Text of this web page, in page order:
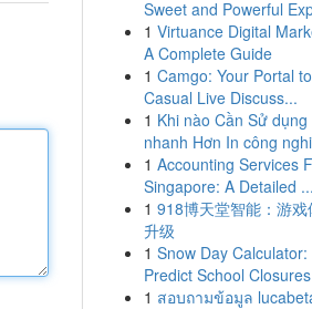
Sweet and Powerful
1 Virtuance Digital
A Complete Guide
1 Camgo: Your Portal to
Casual Live Discuss...
1 Khi nào Cần Sử dụng
nhanh Hơn In công
1 Accounting Services
Singapore: A Detailed ...
1 918博天堂智能：游戏
升级
1 Snow Day Calculator:
Predict School
1 สอบถามข้อมูล